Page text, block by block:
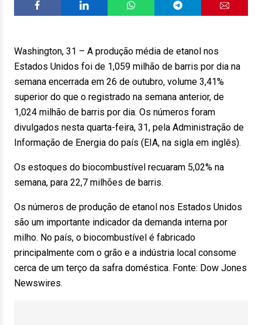
Washington, 31 – A produção média de etanol nos
Estados Unidos foi de 1,059 milhão de barris por dia na
semana encerrada em 26 de outubro, volume 3,41%
superior do que o registrado na semana anterior, de
1,024 milhão de barris por dia. Os números foram
divulgados nesta quarta-feira, 31, pela Administração de
Informação de Energia do país (EIA, na sigla em inglês).
Os estoques do biocombustível recuaram 5,02% na
semana, para 22,7 milhões de barris.
Os números de produção de etanol nos Estados Unidos
são um importante indicador da demanda interna por
milho. No país, o biocombustível é fabricado
principalmente com o grão e a indústria local consome
cerca de um terço da safra doméstica. Fonte: Dow Jones
Newswires.